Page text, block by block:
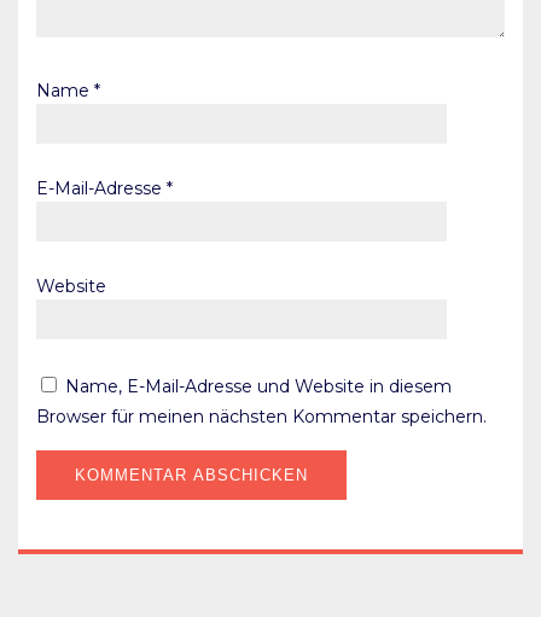
Name *
E-Mail-Adresse *
Website
Name, E-Mail-Adresse und Website in diesem
Browser für meinen nächsten Kommentar speichern.